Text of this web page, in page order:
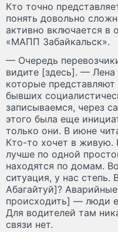
Кто точно
понять довольно
активно включается в
«МАПП Забайкальск».
— Очередь
видите [здесь]. —
которые
бывших
записываемся, через
этого была еще
только они. В июне
Кто-то хочет в живую.
лучше по одной
находятся по домам.
ситуация, у нас степь.
Абагайтуй]?
происходить] — люди
Для водителей там
связи нет.